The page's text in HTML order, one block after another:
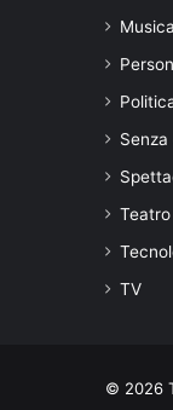
Musica
Teatro
TV
© 2026